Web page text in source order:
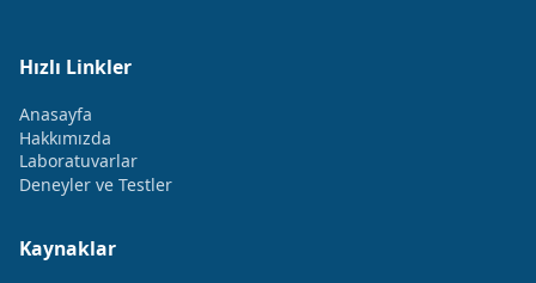
Hızlı Linkler
Anasayfa
Hakkımızda
Laboratuvarlar
Deneyler ve Testler
Kaynaklar